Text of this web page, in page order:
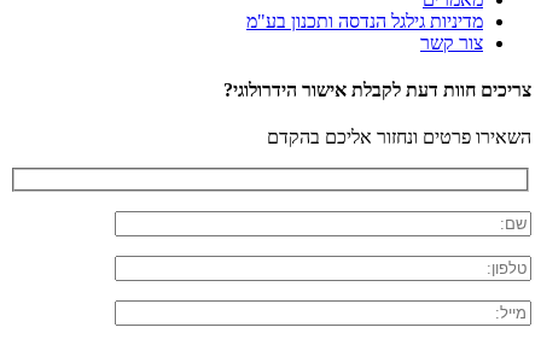
מדיניות גילגל הנדסה ותכנון בע"מ
צור קשר
צריכים חוות דעת לקבלת אישור הידרולוגי?
השאירו פרטים ונחזור אליכם בהקדם